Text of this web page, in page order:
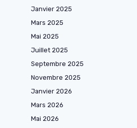
Janvier 2025
Mars 2025
Mai 2025
Juillet 2025
Septembre 2025
Novembre 2025
Janvier 2026
Mars 2026
Mai 2026